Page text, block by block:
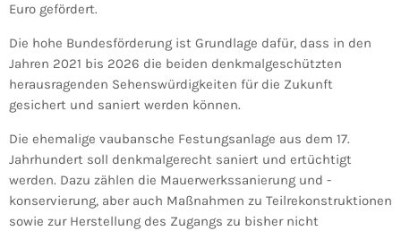
Euro gefördert.
Die hohe Bundesförderung ist Grundlage dafür, dass in den
Jahren 2021 bis 2026 die beiden denkmalgeschützten
herausragenden Sehenswürdigkeiten für die Zukunft
gesichert und saniert werden können.
Die ehemalige vaubansche Festungsanlage aus dem 17.
Jahrhundert soll denkmalgerecht saniert und ertüchtigt
werden. Dazu zählen die Mauerwerkssanierung und -
konservierung, aber auch Maßnahmen zu Teilrekonstruktionen
sowie zur Herstellung des Zugangs zu bisher nicht